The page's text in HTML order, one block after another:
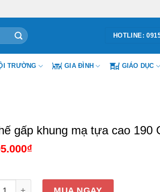
HOTLINE:
TRƯỜNG GIA ĐÌNH GIÁO DỤC
gấp khung mạ tựa cao 190
₫